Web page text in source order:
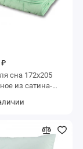
₽
из сатина-